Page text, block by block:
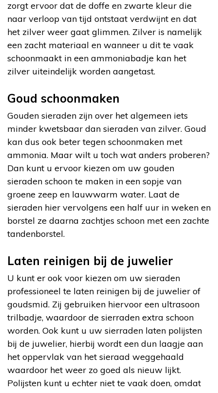
zorgt ervoor dat de doffe en zwarte kleur die
naar verloop van tijd ontstaat verdwijnt en dat
het zilver weer gaat glimmen. Zilver is namelijk
een zacht materiaal en wanneer u dit te vaak
schoonmaakt in een ammoniabadje kan het
zilver uiteindelijk worden aangetast.
Goud schoonmaken
Gouden sieraden zijn over het algemeen iets
minder kwetsbaar dan sieraden van zilver. Goud
kan dus ook beter tegen schoonmaken met
ammonia. Maar wilt u toch wat anders proberen?
Dan kunt u ervoor kiezen om uw gouden
sieraden schoon te maken in een sopje van
groene zeep en lauwwarm water. Laat de
sieraden hier vervolgens een half uur in weken en
borstel ze daarna zachtjes schoon met een zachte
tandenborstel.
Laten reinigen bij de juwelier
U kunt er ook voor kiezen om uw sieraden
professioneel te laten reinigen bij de juwelier of
goudsmid. Zij gebruiken hiervoor een ultrasoon
trilbadje, waardoor de sierraden extra schoon
worden. Ook kunt u uw sierraden laten polijsten
bij de juwelier, hierbij wordt een dun laagje aan
het oppervlak van het sieraad weggehaald
waardoor het weer zo goed als nieuw lijkt.
Polijsten kunt u echter niet te vaak doen, omdat